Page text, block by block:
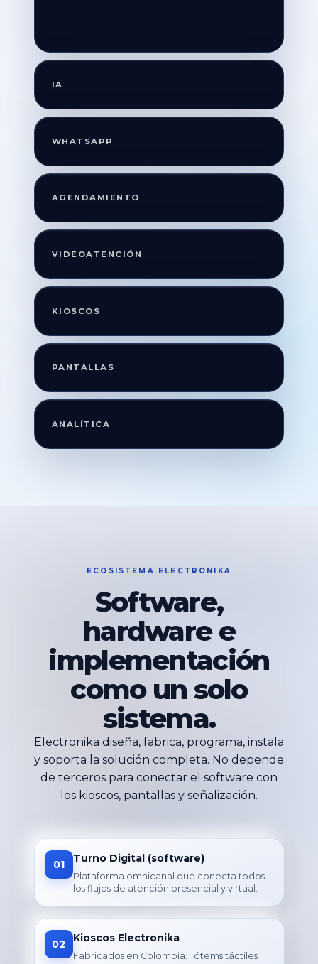
IA
WHATSAPP
AGENDAMIENTO
VIDEOATENCIÓN
KIOSCOS
PANTALLAS
ANALÍTICA
ECOSISTEMA ELECTRONIKA
Software,
hardware e
implementación
como un solo
sistema.
Electronika diseña, fabrica, programa, instala
y soporta la solución completa. No depende
de terceros para conectar el software con
los kioscos, pantallas y señalización.
01 Turno Digital (software)
Plataforma omnicanal que conecta todos
los flujos de atención presencial y virtual.
02 Kioscos Electronika
Fabricados en Colombia. Tótems táctiles